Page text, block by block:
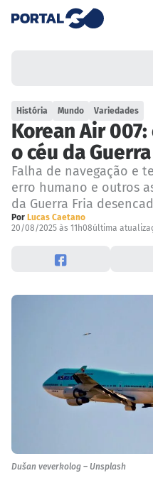
História Mundo Variedades
Korean Air
o céu da
Falha de navegação e
erro humano e outros
da Guerra Fria
Por Lucas Caetano
20/08/2025 às 11h08última
Dušan veverkolog – Unsplash